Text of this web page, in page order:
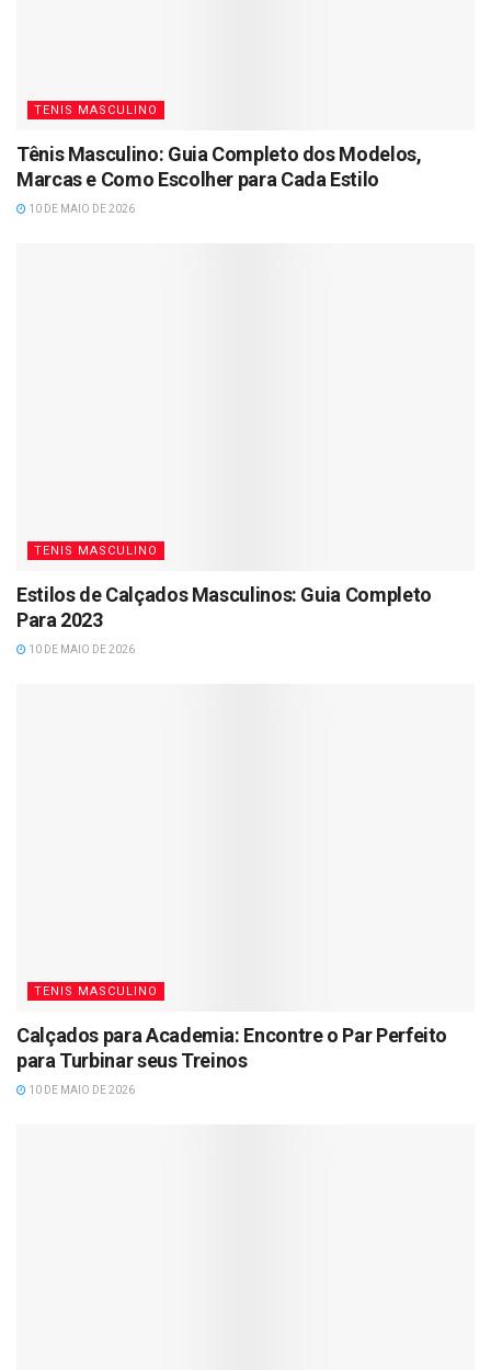
TENIS MASCULINO
Tênis Masculino: Guia Completo dos Modelos,
Marcas e Como Escolher para Cada Estilo
10 DE MAIO DE 2026
TENIS MASCULINO
Estilos de Calçados Masculinos: Guia Completo
Para 2023
10 DE MAIO DE 2026
TENIS MASCULINO
Calçados para Academia: Encontre o Par Perfeito
para Turbinar seus Treinos
10 DE MAIO DE 2026